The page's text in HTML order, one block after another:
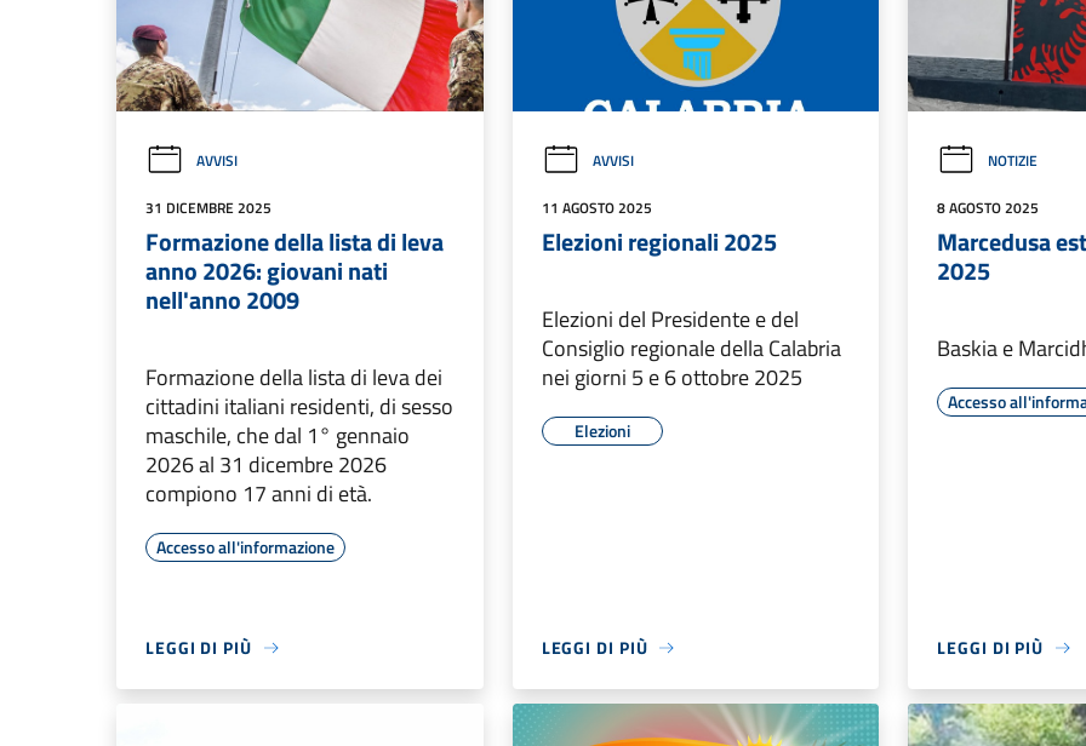
AVVISI
31 DICEMBRE 2025
Formazione della lista di leva
anno 2026: giovani nati
nell'anno 2009
Formazione della lista di leva dei
cittadini italiani residenti, di sesso
maschile, che dal 1° gennaio
2026 al 31 dicembre 2026
compiono 17 anni di età.
Accesso all'informazione
LEGGI DI PIÙ
AVVISI
11 AGOSTO 2025
Elezioni regionali 2025
Elezioni del Presidente e del
Consiglio regionale della Calabria
nei giorni 5 e 6 ottobre 2025
Elezioni
LEGGI DI PIÙ
NOTIZIE
8 AGOSTO 2025
Marcedusa
2025
Baskia e
Accesso
LEGGI DI PIÙ